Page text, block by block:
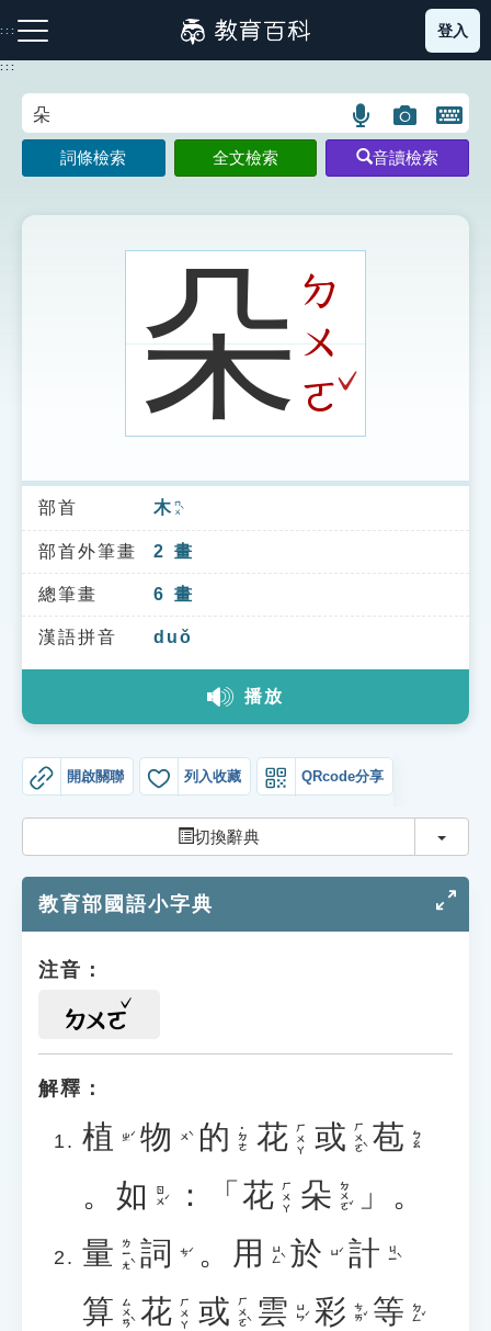
到
主
:::
注音索引圖示 筆畫索引圖示 部首索引表圖示
索引選單
知識索引
單字索引
生命大百科索引
教學應用
貓頭鷹博士
登入
:::
語
言
搜
示
圖
片
搜
開
鍵
圖
詞條檢索 全文檢索 音讀檢索
朵ㄉ
ㄨ
ㄛ
ˇ
部首 木ㄇㄨˋ
部首外筆畫 2 畫
總筆畫 6 畫
漢語拼音 duǒ
播放
開啟關聯 列入收藏 QRcode分享
切換辭典 切換
教育部國語小字典
注音：
ㄉㄨㄛ
解釋：
植 ㄓˊ 物 ㄨˋ 的 ˙ㄉㄜ 花 ㄏㄨㄚ 或 ㄏㄨㄛˋ 苞 ㄅㄠ
。 如 ㄖㄨˊ ：「 花 ㄏㄨㄚ 朵 ㄉㄨㄛˇ
」。
量 ㄌㄧㄤˋ 詞 ㄘˊ 。 用 ㄩㄥˋ 於 ㄩˊ 計 ㄐㄧˋ
算 ㄙㄨㄢˋ 花 ㄏㄨㄚ 或 ㄏㄨㄛˋ 雲 ㄩㄣˊ 彩 ㄘㄞˇ 等 ㄉㄥˇ